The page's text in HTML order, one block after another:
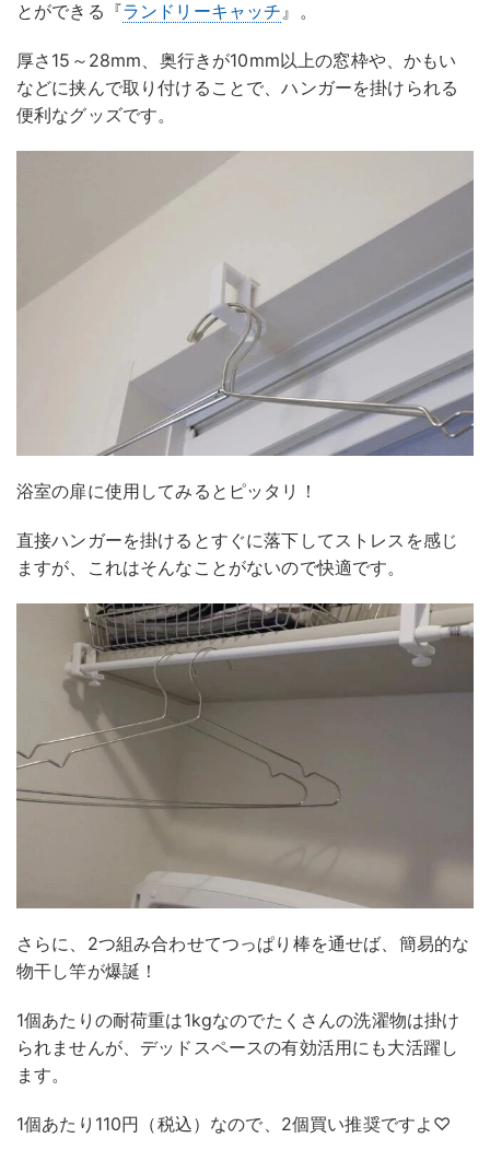
とができる『ランドリーキャッチ』。
厚さ15～28mm、奥行きが10mm以上の窓枠や、かもい
などに挟んで取り付けることで、ハンガーを掛けられる
便利なグッズです。
浴室の扉に使用してみるとピッタリ！
直接ハンガーを掛けるとすぐに落下してストレスを感じ
ますが、これはそんなことがないので快適です。
さらに、2つ組み合わせてつっぱり棒を通せば、簡易的な
物干し竿が爆誕！
1個あたりの耐荷重は1kgなのでたくさんの洗濯物は掛け
られませんが、デッドスペースの有効活用にも大活躍し
ます。
1個あたり110円（税込）なので、2個買い推奨ですよ♡